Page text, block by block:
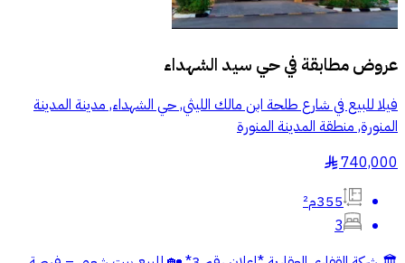
عروض مطابقة فيحي سيد الشهداء
فيلا للبيع في شارع طلحة ابن مالك الليثي, حي الشهداء, مدينة المدينة
المنورة, منطقة المدينة المنورة
740,000
§
355م²
3